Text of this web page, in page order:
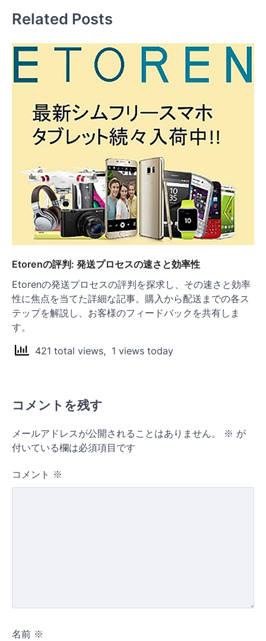
ー
シ
ョ
ン
Related Posts
Etorenの評判: 発送プロセスの速さと効率性
Etorenの発送プロセスの評判を探求し、その速さと効率
性に焦点を当てた詳細な記事。購入から配送までの各ス
テップを解説し、お客様のフィードバックを共有しま
す。
421 total views, 1 views today
コメントを残す
メールアドレスが公開されることはありません。 ※ が
付いている欄は必須項目です
コメント ※
名前 ※